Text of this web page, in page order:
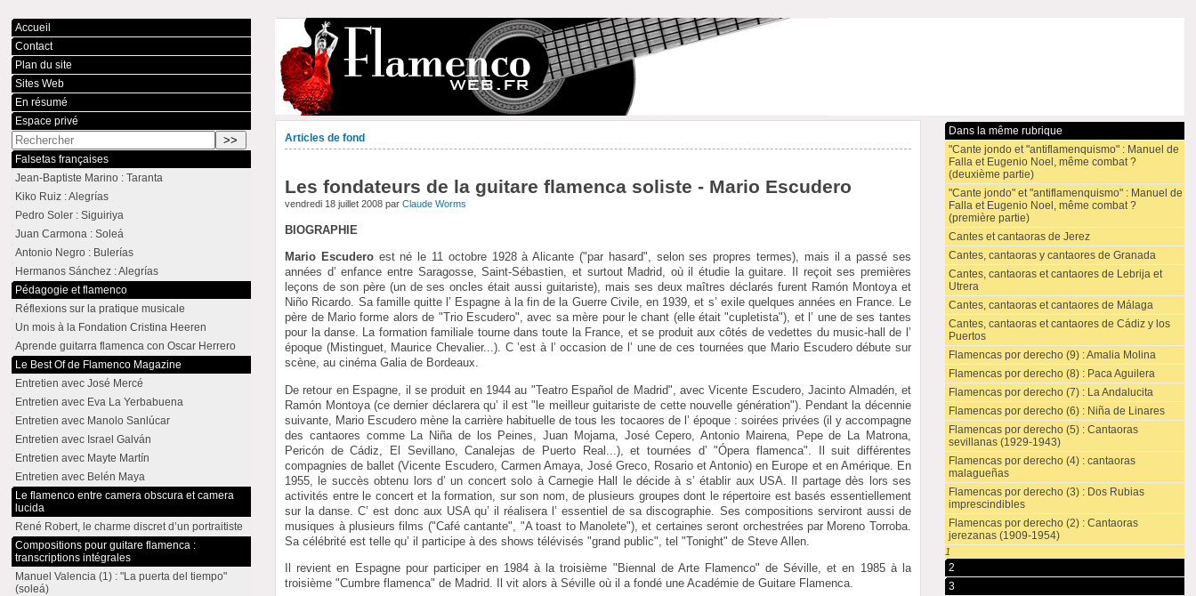
Articles de fond
Les fondateurs de la guitare flamenca soliste - Mario Escudero
vendredi 18 juillet 2008 parClaude Worms
BIOGRAPHIE
Mario Escuderoest né le 11 octobre 1928 à Alicante ("par hasard", selon ses propres termes), mais il a passé ses
années d’ enfance entre Saragosse, Saint-Sébastien, et surtout Madrid, où il étudie la guitare. Il reçoit ses premières
leçons de son père (un de ses oncles était aussi guitariste), mais ses deux maîtres déclarés furent Ramón Montoya et
Niño Ricardo. Sa famille quitte l’ Espagne à la fin de la Guerre Civile, en 1939, et s’ exile quelques années en France. Le
père de Mario forme alors de "Trio Escudero", avec sa mère pour le chant (elle était "cupletista"), et l’ une de ses tantes
pour la danse. La formation familiale tourne dans toute la France, et se produit aux côtés de vedettes du music-hall de l’
époque (Mistinguet, Maurice Chevalier...). C ’est à l’ occasion de l’ une de ces tournées que Mario Escudero débute sur
scène, au cinéma Galia de Bordeaux.
De retour en Espagne, il se produit en 1944 au "Teatro Español de Madrid", avec Vicente Escudero, Jacinto Almadén, et
Ramón Montoya (ce dernier déclarera qu’ il est "le meilleur guitariste de cette nouvelle génération"). Pendant la décennie
suivante, Mario Escudero mène la carrière habituelle de tous les tocaores de l’ époque : soirées privées (il y accompagne
des cantaores comme La Niña de los Peines, Juan Mojama, José Cepero, Antonio Mairena, Pepe de La Matrona,
Pericón de Cádiz, El Sevillano, Canalejas de Puerto Real...), et tournées d’ "Ópera flamenca". Il suit différentes
compagnies de ballet (Vicente Escudero, Carmen Amaya, José Greco, Rosario et Antonio) en Europe et en Amérique. En
1955, le succès obtenu lors d’ un concert solo à Carnegie Hall le décide à s’ établir aux USA. Il partage dès lors ses
activités entre le concert et la formation, sur son nom, de plusieurs groupes dont le répertoire est basés essentiellement
sur la danse. C’ est donc aux USA qu’ il réalisera l’ essentiel de sa discographie. Ses compositions serviront aussi de
musiques à plusieurs films ("Café cantante", "A toast to Manolete"), et certaines seront orchestrées par Moreno Torroba.
Sa célébrité est telle qu’ il participe à des shows télévisés "grand public", tel "Tonight" de Steve Allen.
Il revient en Espagne pour participer en 1984 à la troisième "Biennal de Arte Flamenco" de Séville, et en 1985 à la
troisième "Cumbre flamenca" de Madrid. Il vit alors à Séville où il a fondé une Académie de Guitare Flamenca.
Dans la même rubrique
"Cante jondo et "antiflamenquismo" : Manuel de
Falla et Eugenio Noel, même combat ?
(deuxième partie)
"Cante jondo" et "antiflamenquismo" : Manuel de
Falla et Eugenio Noel, même combat ?
(première partie)
Cantes et cantaoras de Jerez
Cantes, cantaoras y cantaores de Granada
Cantes, cantaoras et cantaores de Lebrija et
Utrera
Cantes, cantaoras et cantaores de Málaga
Cantes, cantaoras et cantaores de Cádiz y los
Puertos
Flamencas por derecho (9) : Amalia Molina
Flamencas por derecho (8) : Paca Aguilera
Flamencas por derecho (7) : La Andalucita
Flamencas por derecho (6) : Niña de Linares
Flamencas por derecho (5) : Cantaoras
sevillanas (1929-1943)
Flamencas por derecho (4) : cantaoras
malagueñas
Flamencas por derecho (3) : Dos Rubias
imprescindibles
Flamencas por derecho (2) : Cantaoras
jerezanas (1909-1954)
1
2
3
Accueil
Contact
Plan du site
Sites Web
En résumé
Espace privé
Falsetas françaises
Jean-Baptiste Marino : Taranta
Kiko Ruiz : Alegrías
Pedro Soler : Siguiriya
Juan Carmona : Soleá
Antonio Negro : Bulerías
Hermanos Sánchez : Alegrías
Pédagogie et flamenco
Réflexions sur la pratique musicale
Un mois à la Fondation Cristina Heeren
Aprende guitarra flamenca con Oscar Herrero
Le Best Of de Flamenco Magazine
Entretien avec José Mercé
Entretien avec Eva La Yerbabuena
Entretien avec Manolo Sanlúcar
Entretien avec Israel Galván
Entretien avec Mayte Martín
Entretien avec Belén Maya
Le flamenco entre camera obscura et camera
lucida
René Robert, le charme discret d’un portraitiste
Compositions pour guitare flamenca :
transcriptions intégrales
Manuel Valencia (1) : "La puerta del tiempo"
(soleá)